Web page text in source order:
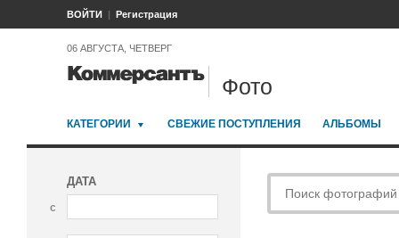
ВОЙТИ Регистрация
06 АВГУСТА, ЧЕТВЕРГ
Фото
КАТЕГОРИИ СВЕЖИЕ ПОСТУПЛЕНИЯ АЛЬБОМЫ
ДАТА
с